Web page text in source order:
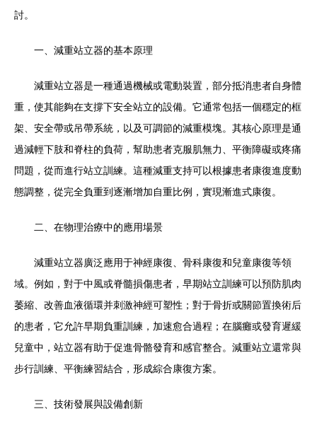
討。
一、減重站立器的基本原理
減重站立器是一種通過機械或電動裝置，部分抵消患者自身體
重，使其能夠在支撐下安全站立的設備。它通常包括一個穩定的框
架、安全帶或吊帶系統，以及可調節的減重模塊。其核心原理是通
過減輕下肢和脊柱的負荷，幫助患者克服肌無力、平衡障礙或疼痛
問題，從而進行站立訓練。這種減重支持可以根據患者康復進度動
態調整，從完全負重到逐漸增加自重比例，實現漸進式康復。
二、在物理治療中的應用場景
減重站立器廣泛應用于神經康復、骨科康復和兒童康復等領
域。例如，對于中風或脊髓損傷患者，早期站立訓練可以預防肌肉
萎縮、改善血液循環并刺激神經可塑性；對于骨折或關節置換術后
的患者，它允許早期負重訓練，加速愈合過程；在腦癱或發育遲緩
兒童中，站立器有助于促進骨骼發育和感官整合。減重站立還常與
步行訓練、平衡練習結合，形成綜合康復方案。
三、技術發展與設備創新